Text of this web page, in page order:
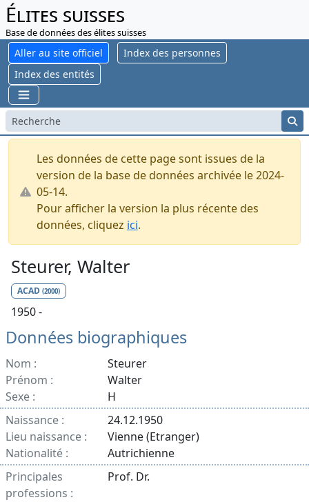
Élites suisses
Base de données des élites suisses
Aller au site officiel
Index des personnes
Index des entités
Les données de cette page sont issues de la
version de la base de données archivée le 2024-
05-14.
Pour afficher la version la plus récente des
données, cliquez ici.
Steurer, Walter
ACAD (2000)
1950 -
Données biographiques
Nom :
Steurer
Prénom :
Walter
Sexe :
H
Naissance :
24.12.1950
Lieu naissance :
Vienne (Etranger)
Nationalité :
Autrichienne
Principales
professions :
Prof. Dr.